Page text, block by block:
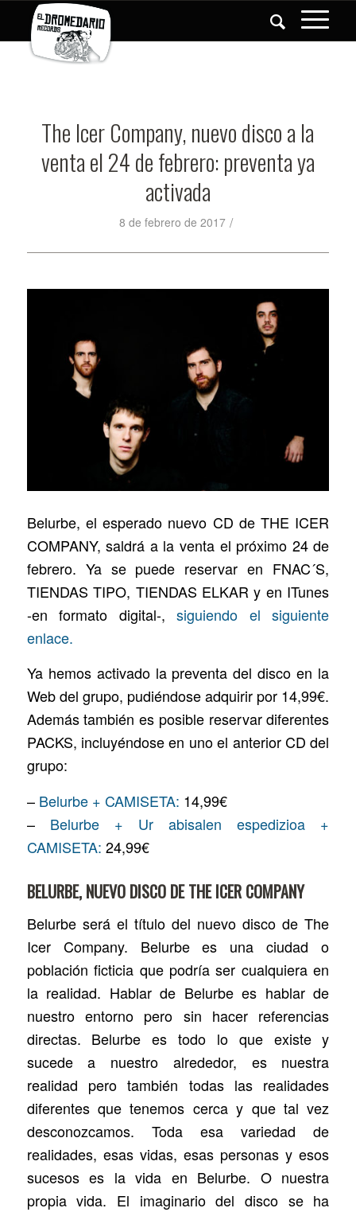
The Icer Company, nuevo disco a la
venta el 24 de febrero: preventa ya
activada
8 de febrero de 2017 /
Belurbe, el esperado nuevo CD de THE ICER
COMPANY, saldrá a la venta el próximo 24 de
febrero. Ya se puede reservar en FNAC´S,
TIENDAS TIPO, TIENDAS ELKAR y en ITunes
-en formato digital-,siguiendo el siguiente
enlace.
Ya hemos activado la preventa del disco en la
Web del grupo, pudiéndose adquirir por 14,99€.
Además también es posible reservar diferentes
PACKS, incluyéndose en uno el anterior CD del
grupo:
– Belurbe + CAMISETA: 14,99€
– Belurbe + Ur abisalen espedizioa +
CAMISETA: 24,99€
BELURBE, NUEVO DISCO DE THE ICER COMPANY
Belurbe será el título del nuevo disco de The
Icer Company. Belurbe es una ciudad o
población ficticia que podría ser cualquiera en
la realidad. Hablar de Belurbe es hablar de
nuestro entorno pero sin hacer referencias
directas. Belurbe es todo lo que existe y
sucede a nuestro alrededor, es nuestra
realidad pero también todas las realidades
diferentes que tenemos cerca y que tal vez
desconozcamos. Toda esa variedad de
realidades, esas vidas, esas personas y esos
sucesos es la vida en Belurbe. O nuestra
propia vida. El imaginario del disco se ha